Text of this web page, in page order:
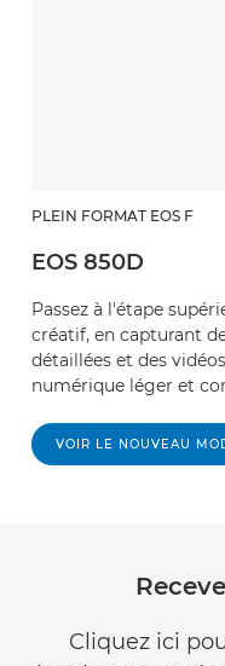
PLEIN FORMAT EOS F
EOS 850D
Passez à l'étape
créatif, en capturant
détaillées et des
numérique léger et
VOIR LE NOUVEAU
Cliquez ici